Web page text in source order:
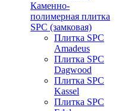
Каменно-
полимерная плитка
SPC (замковая)
Плитка SPC
Amadeus
Плитка SPC
Dagwood
Плитка SPC
Kassel
Плитка SPC